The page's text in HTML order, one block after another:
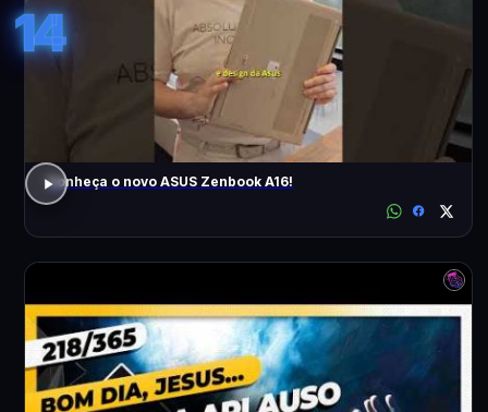
14
Conheça o novo ASUS Zenbook A16!